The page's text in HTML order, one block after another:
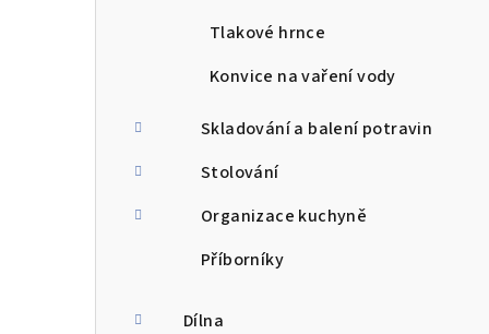
Tlakové hrnce
Konvice na vaření vody
Skladování a balení potravin
Stolování
Organizace kuchyně
Příborníky
Dílna